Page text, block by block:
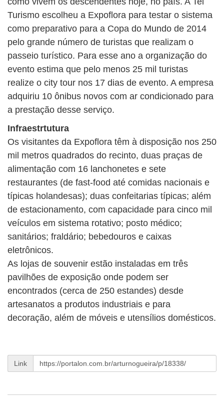
Turismo escolheu a Expoflora para testar o sistema
como preparativo para a Copa do Mundo de 2014
pelo grande número de turistas que realizam o
passeio turístico. Para esse ano a organização do
evento estima que pelo menos 25 mil turistas
realize o city tour nos 17 dias de evento. A empresa
adquiriu 10 ônibus novos com ar condicionado para
a prestação desse serviço.
Infraestrtutura
Os visitantes da Expoflora têm à disposição nos 250
mil metros quadrados do recinto, duas praças de
alimentação com 16 lanchonetes e sete
restaurantes (de fast-food até comidas nacionais e
típicas holandesas); duas confeitarias típicas; além
de estacionamento, com capacidade para cinco mil
veículos em sistema rotativo; posto médico;
sanitários; fraldário; bebedouros e caixas
eletrônicos.
As lojas de souvenir estão instaladas em três
pavilhões de exposição onde podem ser
encontrados (cerca de 250 estandes) desde
artesanatos a produtos industriais e para
decoração, além de móveis e utensílios domésticos.
Link